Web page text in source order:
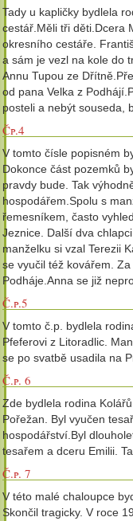
Tady u kapličky bydlela
cestář.Měli tři děti.Dcera
okresního cestáře.
a sám je vezl na kole do
Annu Tupou ze
od pana Velka z
posteli a nebýt souseda,
Čp.4
V tomto čísle popisném
Dokonce část pozemků
pravdy bude. Tak
hospodářem.Spolu s
řemesníkem, často
Jeznice. Další dva
manželku si vzal Terezii
se vyučil též kovářem.
Podháje.Anna se již
Č.p.5
V tomto č.p. bydlela
Pfeferovi z Litoradlic.
se po svatbě usadila na
Č.p. 6
Zde bydlela rodina
Pořežan. Byl vyučen
hospodářství.Byl
tesařem a dceru Emilii.
Č.p. 7
V této malé chaloupce
Skončil tragicky. V roce